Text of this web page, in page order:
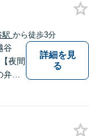
駅 から徒歩3分
谷
夜間
護
詳細を見
る